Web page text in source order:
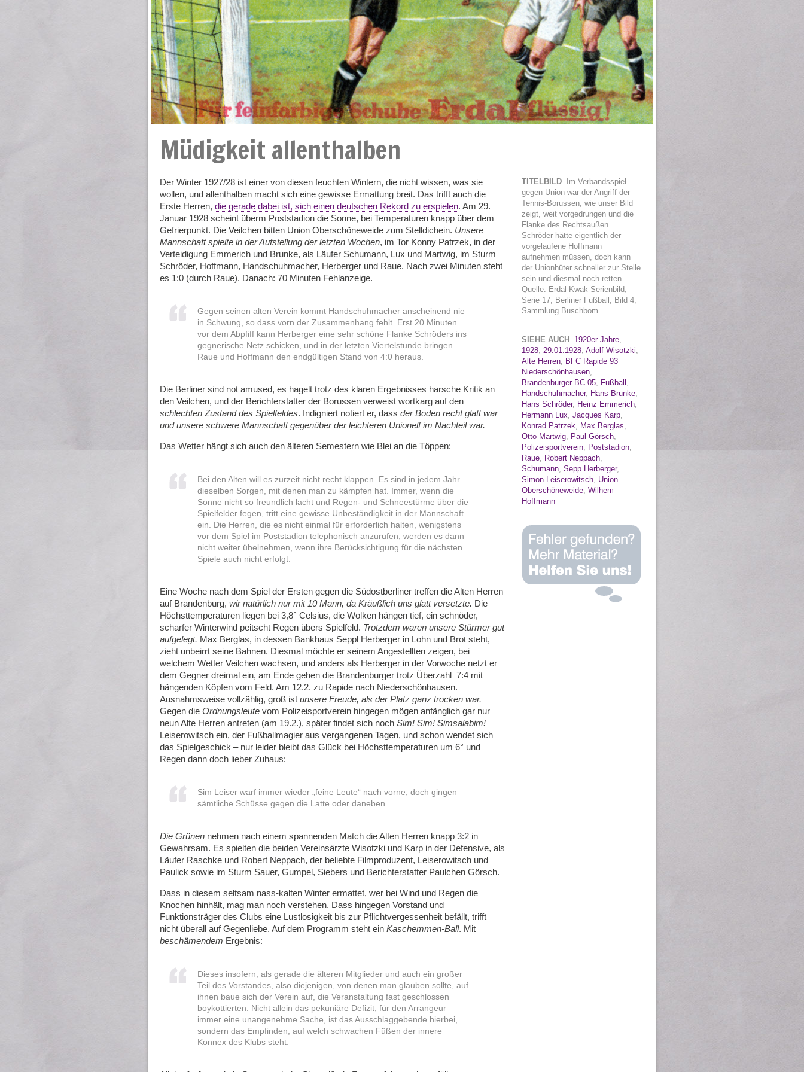
Müdigkeit allenthalben
Der Winter 1927/28 ist einer von diesen feuchten Wintern, die nicht wissen, was sie
wollen, und allenthalben macht sich eine gewisse Ermattung breit. Das trifft auch die
Erste Herren, die gerade dabei ist, sich einen deutschen Rekord zu erspielen. Am 29.
Januar 1928 scheint überm Poststadion die Sonne, bei Temperaturen knapp über dem
Gefrierpunkt. Die Veilchen bitten Union Oberschöneweide zum Stelldichein. Unsere
Mannschaft spielte in der Aufstellung der letzten Wochen, im Tor Konny Patrzek, in der
Verteidigung Emmerich und Brunke, als Läufer Schumann, Lux und Martwig, im Sturm
Schröder, Hoffmann, Handschuhmacher, Herberger und Raue. Nach zwei Minuten steht
es 1:0 (durch Raue). Danach: 70 Minuten Fehlanzeige.
Gegen seinen alten Verein kommt Handschuhmacher anscheinend nie
in Schwung, so dass vorn der Zusammenhang fehlt. Erst 20 Minuten
vor dem Abpfiff kann Herberger eine sehr schöne Flanke Schröders ins
gegnerische Netz schicken, und in der letzten Viertelstunde bringen
Raue und Hoffmann den endgültigen Stand von 4:0 heraus.
Die Berliner sind not amused, es hagelt trotz des klaren Ergebnisses harsche Kritik an
den Veilchen, und der Berichterstatter der Borussen verweist wortkarg auf den
schlechten Zustand des Spielfeldes. Indigniert notiert er, dass der Boden recht glatt war
und unsere schwere Mannschaft gegenüber der leichteren Unionelf im Nachteil war.
Das Wetter hängt sich auch den älteren Semestern wie Blei an die Töppen:
Bei den Alten will es zurzeit nicht recht klappen. Es sind in jedem Jahr
dieselben Sorgen, mit denen man zu kämpfen hat. Immer, wenn die
Sonne nicht so freundlich lacht und Regen- und Schneestürme über die
Spielfelder fegen, tritt eine gewisse Unbeständigkeit in der Mannschaft
ein. Die Herren, die es nicht einmal für erforderlich halten, wenigstens
vor dem Spiel im Poststadion telephonisch anzurufen, werden es dann
nicht weiter übelnehmen, wenn ihre Berücksichtigung für die nächsten
Spiele auch nicht erfolgt.
Eine Woche nach dem Spiel der Ersten gegen die Südostberliner treffen die Alten Herren
auf Brandenburg, wir natürlich nur mit 10 Mann, da Kräußlich uns glatt versetzte. Die
Höchsttemperaturen liegen bei 3,8° Celsius, die Wolken hängen tief, ein schnöder,
scharfer Winterwind peitscht Regen übers Spielfeld. Trotzdem waren unsere Stürmer gut
aufgelegt. Max Berglas, in dessen Bankhaus Seppl Herberger in Lohn und Brot steht,
zieht unbeirrt seine Bahnen. Diesmal möchte er seinem Angestellten zeigen, bei
welchem Wetter Veilchen wachsen, und anders als Herberger in der Vorwoche netzt er
dem Gegner dreimal ein, am Ende gehen die Brandenburger trotz Überzahl 7:4 mit
hängenden Köpfen vom Feld. Am 12.2. zu Rapide nach Niederschönhausen.
Ausnahmsweise vollzählig, groß ist unsere Freude, als der Platz ganz trocken war.
Gegen die Ordnungsleute vom Polizeisportverein hingegen mögen anfänglich gar nur
neun Alte Herren antreten (am 19.2.), später findet sich noch Sim! Sim! Simsalabim!
Leiserowitsch ein, der Fußballmagier aus vergangenen Tagen, und schon wendet sich
das Spielgeschick – nur leider bleibt das Glück bei Höchsttemperaturen um 6° und
Regen dann doch lieber Zuhaus:
Sim Leiser warf immer wieder „feine Leute“ nach vorne, doch gingen
sämtliche Schüsse gegen die Latte oder daneben.
Die Grünen nehmen nach einem spannenden Match die Alten Herren knapp 3:2 in
Gewahrsam. Es spielten die beiden Vereinsärzte Wisotzki und Karp in der Defensive, als
Läufer Raschke und Robert Neppach, der beliebte Filmproduzent, Leiserowitsch und
Paulick sowie im Sturm Sauer, Gumpel, Siebers und Berichterstatter Paulchen Görsch.
Dass in diesem seltsam nass-kalten Winter ermattet, wer bei Wind und Regen die
Knochen hinhält, mag man noch verstehen. Dass hingegen Vorstand und
Funktionsträger des Clubs eine Lustlosigkeit bis zur Pflichtvergessenheit befällt, trifft
nicht überall auf Gegenliebe. Auf dem Programm steht ein Kaschemmen-Ball. Mit
beschämendem Ergebnis:
Dieses insofern, als gerade die älteren Mitglieder und auch ein großer
Teil des Vorstandes, also diejenigen, von denen man glauben sollte, auf
ihnen baue sich der Verein auf, die Veranstaltung fast geschlossen
boykottierten. Nicht allein das pekuniäre Defizit, für den Arrangeur
immer eine unangenehme Sache, ist das Ausschlaggebende hierbei,
sondern das Empfinden, auf welch schwachen Füßen der innere
Konnex des Klubs steht.
TITELBILD
Im Verbandsspiel
gegen Union war der Angriff der
Tennis-Borussen, wie unser Bild
zeigt, weit vorgedrungen und die
Flanke des Rechtsaußen
Schröder hätte eigentlich der
vorgelaufene Hoffmann
aufnehmen müssen, doch kann
der Unionhüter schneller zur Stelle
sein und diesmal noch retten.
Quelle: Erdal-Kwak-Serienbild,
Serie 17, Berliner Fußball, Bild 4;
Sammlung Buschbom.
SIEHE AUCH 1920er Jahre,
1928, 29.01.1928, Adolf Wisotzki,
Alte Herren, BFC Rapide 93
Niederschönhausen,
Brandenburger BC 05, Fußball ,
Handschuhmacher, Hans Brunke,
Hans Schröder, Heinz Emmerich,
Hermann Lux, Jacques Karp,
Konrad Patrzek, Max Berglas,
Otto Martwig, Paul Görsch,
Polizeisportverein, Poststadion,
Raue, Robert Neppach,
Schumann, Sepp Herberger,
Simon Leiserowitsch, Union
Oberschöneweide, Wilhem
Hoffmann